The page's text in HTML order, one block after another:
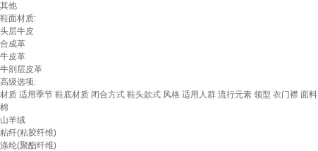
其他
鞋面材质:
头层牛皮
合成革
牛皮革
牛剖层皮革
高级选项:
材质 适用季节 鞋底材质 闭合方式 鞋头款式 风格 适用人群 流行元素 领型 衣门襟 面料
棉
山羊绒
粘纤(粘胶纤维)
涤纶(聚酯纤维)